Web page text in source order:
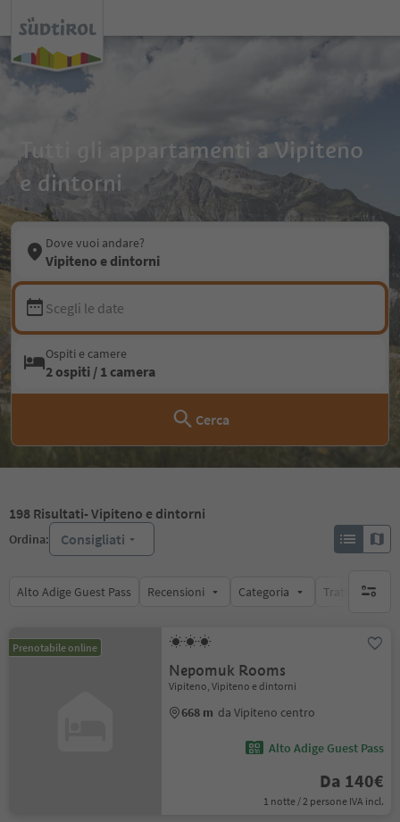
Tutti gli appartamenti a Vipiteno
e dintorni
Dove vuoi andare?
Vipiteno e dintorni
Scegli le date
Ospiti e camere
2 ospiti / 1 camera
Cerca
198 Risultati- Vipiteno e dintorni
Ordina: Consigliati
Alto Adige Guest Pass Recensioni Categoria Trattamento
Prenotabile online
Nepomuk Rooms
Vipiteno, Vipiteno e dintorni
668 m da Vipiteno centro
Alto Adige Guest Pass
Da 140€
1 notte / 2 persone IVA incl.